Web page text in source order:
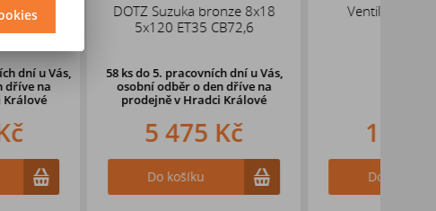
Suzuka bronze 8x18
5. pracovních dní u Vás,
odběr o den dříve na
v Hradci Králové
5 475 Kč
Do košíku
Ventil TPMS čidlo tlaku
1 208 Kč
Do košíku